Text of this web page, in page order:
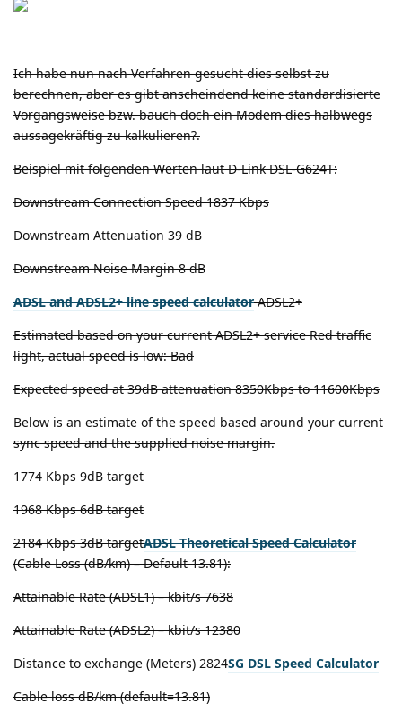
Ich habe nun nach Verfahren gesucht dies selbst zu
berechnen, aber es gibt anscheindend keine standardisierte
Vorgangsweise bzw. bauch doch ein Modem dies halbwegs
aussagekräftig zu kalkulieren?.
Beispiel mit folgenden Werten laut D-Link DSL-G624T:
Downstream Connection Speed 1837 Kbps
Downstream Attenuation 39 dB
Downstream Noise Margin 8 dB
ADSL and ADSL2+ line speed calculatorADSL2+
Estimated based on your current ADSL2+ service Red traffic
light, actual speed is low: Bad
Expected speed at 39dB attenuation 8350Kbps to 11600Kbps
Below is an estimate of the speed based around your current
sync speed and the supplied noise margin.
1774 Kbps 9dB target
1968 Kbps 6dB target
2184 Kbps 3dB targetADSL Theoretical Speed Calculator
(Cable Loss (dB/km) – Default 13.81):
Attainable Rate (ADSL1) – kbit/s 7638
Attainable Rate (ADSL2) – kbit/s 12380
Distance to exchange (Meters) 2824SG DSL Speed Calculator
Cable loss dB/km (default=13.81)